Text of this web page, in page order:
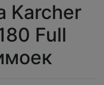
Karcher
Full